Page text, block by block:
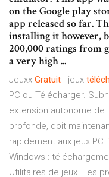
on the Google play
app released so far.
installing it however,
200,000 ratings from
a very high ...
Jeuxx Gratuit - jeux
PC ou Télécharger.
extension autonome de
profonde, doit
rapidement aux jeux PC.
Windows :
Utilitaires de jeux. Les